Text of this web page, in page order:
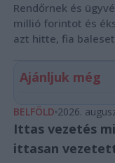
Rendőrnek és
millió forintot és
azt hitte, fia
Ajánljuk még
BELFÖLD 2026.
Ittas vezetés
ittasan